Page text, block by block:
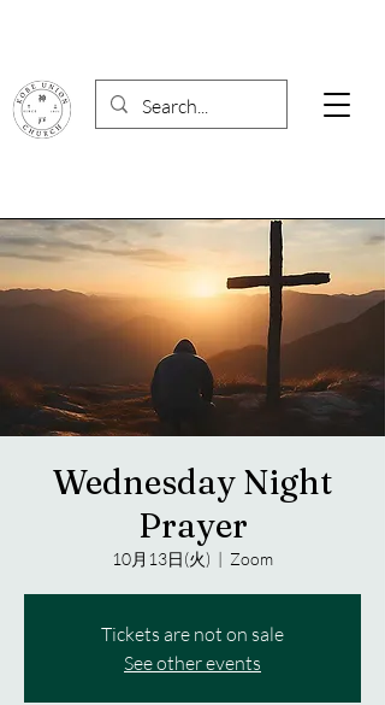
Wednesday Night
Prayer
10月13日(火)
  |
Zoom
Tickets are not on sale
See other events